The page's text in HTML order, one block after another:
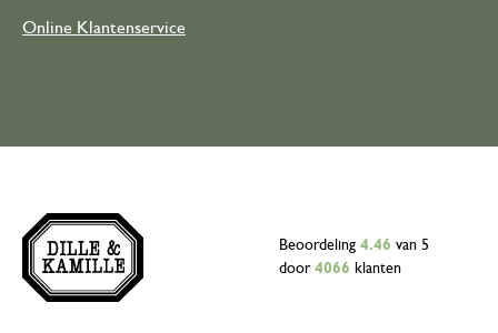
Online Klantenservice
Beoordeling 4.46 van 5
door 4066 klanten